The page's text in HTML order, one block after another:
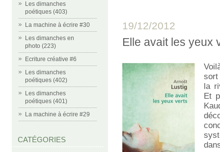
Les dimanches
poétiques (403)
La machine à écrire #30
Les dimanches en
photo (223)
Ecriture créative #6
Les dimanches
poétiques (402)
Les dimanches
poétiques (401)
La machine à écrire #29
CATÉGORIES
19/12/2012
Elle avait les yeux
la
Et